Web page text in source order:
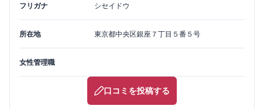
フリガナ シセイドウ
所在地 東京都中央区銀座７丁目５番５号
女性管理職
口コミを投稿する